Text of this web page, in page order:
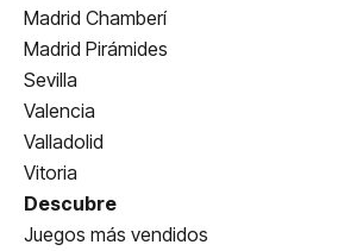
Madrid Chamberí
Madrid Pirámides
Sevilla
Valencia
Valladolid
Vitoria
Descubre
Juegos más vendidos